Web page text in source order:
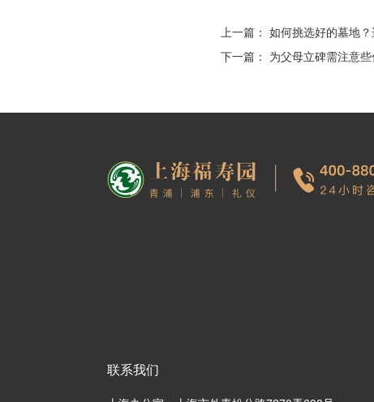
上一篇： 如何挑选好的墓地
下一篇： 为父母立碑需注意
联系我们